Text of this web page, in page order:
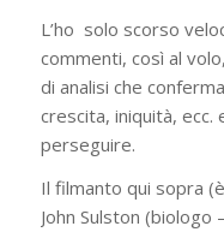
L’ho solo scorso
commenti, così al
di analisi che
crescita, iniquità, ecc.
perseguire.
Il filmanto qui sopra
John Sulston